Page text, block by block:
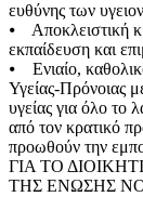
ευθύνης των
⦁ Αποκλειστική
εκπαίδευση και
⦁ Ενιαίο,
Υγείας-Πρόνοιας
υγείας για όλο το
από τον κρατικό
προωθούν την
ΓΙΑ ΤΟ
ΤΗΣ ΕΝΩΣΗΣ